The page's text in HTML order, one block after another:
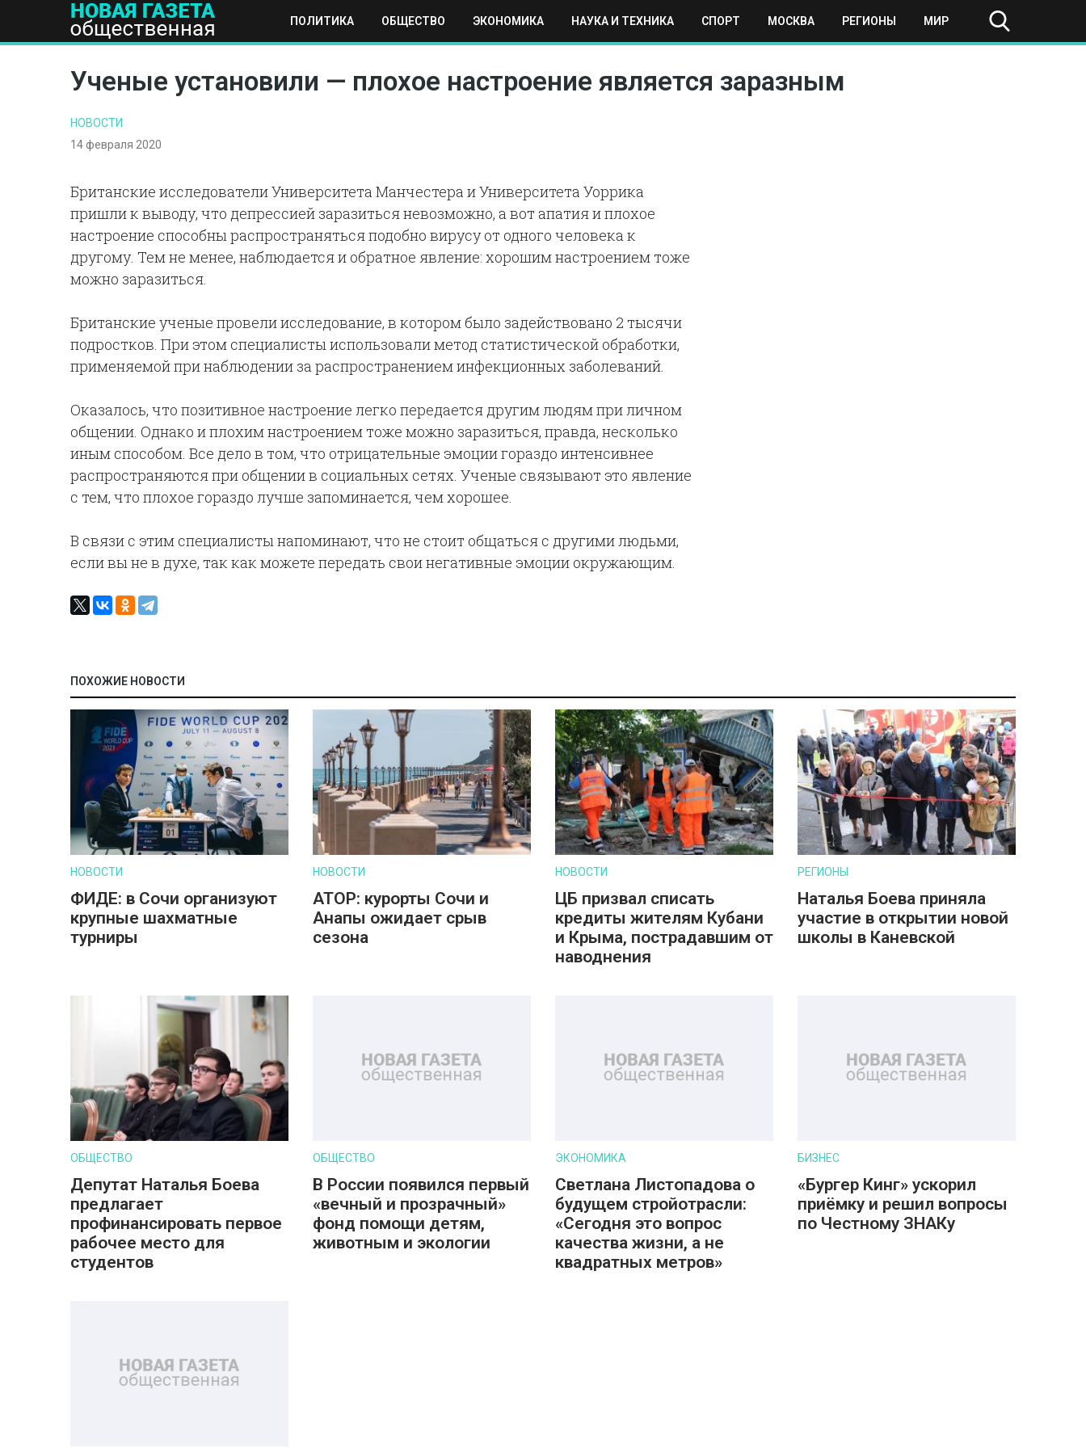
ПОЛИТИКА ОБЩЕСТВО ЭКОНОМИКА НАУКА И ТЕХНИКА СПОРТ МОСКВА РЕГИОНЫ МИР
ПОЛИТИКА ОБЩЕСТВО ЭКОНОМИКА НАУКА И ТЕХНИКА СПОРТ МОСКВА РЕГИОНЫ МИР
Ученые установили — плохое настроение является заразным
НОВОСТИ
14 февраля 2020
Британские исследователи Университета Манчестера и Университета Уоррика
пришли к выводу, что депрессией заразиться невозможно, а вот апатия и плохое
настроение способны распространяться подобно вирусу от одного человека к
другому. Тем не менее, наблюдается и обратное явление: хорошим настроением тоже
можно заразиться.
Британские ученые провели исследование, в котором было задействовано 2 тысячи
подростков. При этом специалисты использовали метод статистической обработки,
применяемой при наблюдении за распространением инфекционных заболеваний.
Оказалось, что позитивное настроение легко передается другим людям при личном
общении. Однако и плохим настроением тоже можно заразиться, правда, несколько
иным способом. Все дело в том, что отрицательные эмоции гораздо интенсивнее
распространяются при общении в социальных сетях. Ученые связывают это явление
с тем, что плохое гораздо лучше запоминается, чем хорошее.
В связи с этим специалисты напоминают, что не стоит общаться с другими людьми,
если вы не в духе, так как можете передать свои негативные эмоции окружающим.
ПОХОЖИЕ НОВОСТИ
НОВОСТИ
ФИДЕ: в Сочи организуют
крупные шахматные
турниры
НОВОСТИ
АТОР: курорты Сочи и
Анапы ожидает срыв
сезона
НОВОСТИ
ЦБ призвал списать
кредиты жителям Кубани
и Крыма, пострадавшим от
наводнения
РЕГИОНЫ
Наталья Боева приняла
участие в открытии новой
школы в Каневской
ОБЩЕСТВО
Депутат Наталья Боева
предлагает
профинансировать первое
рабочее место для
студентов
ОБЩЕСТВО
В России появился первый
«вечный и прозрачный»
фонд помощи детям,
животным и экологии
ЭКОНОМИКА
Светлана Листопадова о
будущем стройотрасли:
«Сегодня это вопрос
качества жизни, а не
квадратных метров»
БИЗНЕС
«Бургер Кинг» ускорил
приёмку и решил вопросы
по Честному ЗНАКу